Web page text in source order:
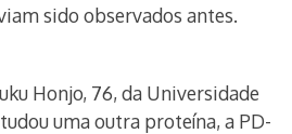
sido observados antes.
Honjo, 76, da Universidade
uma outra proteína, a PD-